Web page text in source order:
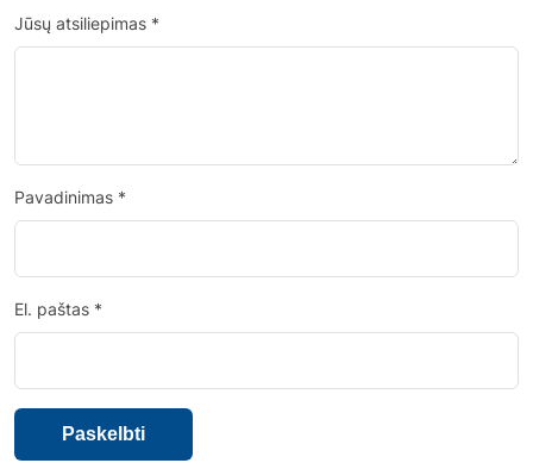
Jūsų atsiliepimas *
Pavadinimas *
El. paštas *